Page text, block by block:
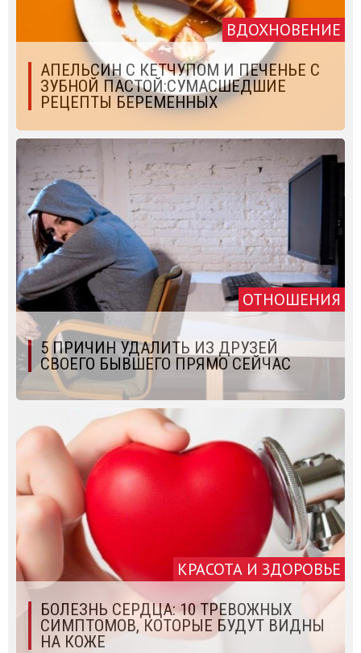
ВДОХНОВЕНИЕ
АПЕЛЬСИН С КЕТЧУПОМ И ПЕЧЕНЬЕ С
ЗУБНОЙ ПАСТОЙ:СУМАСШЕДШИЕ
РЕЦЕПТЫ БЕРЕМЕННЫХ
ОТНОШЕНИЯ
5 ПРИЧИН УДАЛИТЬ ИЗ ДРУЗЕЙ
СВОЕГО БЫВШЕГО ПРЯМО СЕЙЧАС
КРАСОТА И ЗДОРОВЬЕ
БОЛЕЗНЬ СЕРДЦА: 10 ТРЕВОЖНЫХ
СИМПТОМОВ, КОТОРЫЕ БУДУТ ВИДНЫ
НА КОЖЕ